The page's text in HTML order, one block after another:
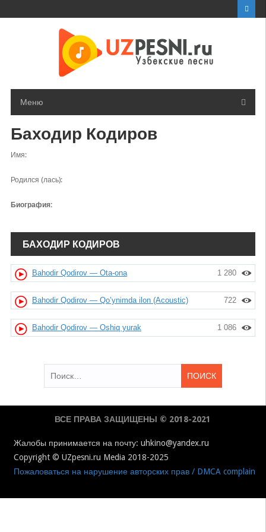
Меню
Баходир Кодиров
Имя:
Родился (лась):
Биография:
БАХОДИР КОДИРОВ
1 280
Bahodir Qodirov — Ota-ona
722
Bahodir Qodirov — Qo’ynimda ilon (Acoustic)
1 086
Bahodir Qodirov — Oshiq yurak
ВСЕ ПРАВА ЗАЩИЩЕНЫ © 2018-2021
Жалобы принимается на почту: uhkino@yandex.ru
Copyright © UZpesni.ru Media 2018-2025
Пожаловаться на нарушение авторских прав / DMCA complain